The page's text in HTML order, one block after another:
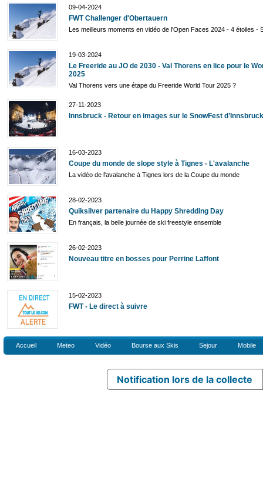
09-04-2024
FWT Challenger d'Obertauern
Les meilleurs moments en vidéo de l'Open Faces 2024 - 4 étoiles -
19-03-2024
Le Freeride au JO de 2030 - Val Thorens en lice pour le
2025
Val Thorens vers une étape du Freeride World Tour 2025 ?
27-11-2023
Innsbruck - Retour en images sur le SnowFest d’Innsbruck
16-03-2023
Coupe du monde de slope style à Tignes - L'avalanche
La vidéo de l'avalanche à Tignes lors de la Coupe du monde
28-02-2023
Quiksilver partenaire du Happy Shredding Day
En français, la belle journée de ski freestyle ensemble
26-02-2023
Nouveau titre en bosses pour Perrine Laffont
15-02-2023
FWT - Le direct à suivre
Accueil Meteo Vidéo Bourse aux Skis Sejour Mobile
Notification lors de la collecte